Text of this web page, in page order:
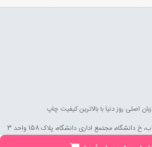
اصلی روز دنیا با بالاترین کیفیت چاپ
دانشگاه، مجتمع اداری دانشگاه، پلاک 158 واحد 3